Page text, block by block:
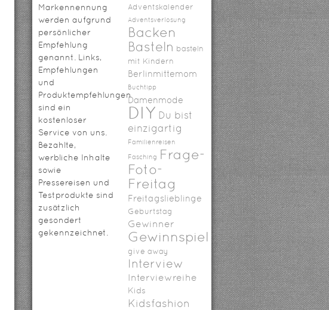
Markennennung
werden aufgrund
persönlicher
Empfehlung
genannt. Links,
Empfehlungen
und
Produktempfehlungen
sind ein
kostenloser
Service von uns.
Bezahlte,
werbliche Inhalte
sowie
Pressereisen und
Testprodukte sind
zusätzlich
gesondert
gekennzeichnet.
Adventskalender
Adventsverlosung
Backen
Basteln basteln
mit Kindern
Berlinmittemom
Buchtipp
Damenmode
DIY Du bist
einzigartig
Familienreisen
Fasching Frage-
Foto-
Freitag
Freitagslieblinge
Geburtstag
Gewinner
Gewinnspiel
give away
Interview
Interviewreihe
Kids
Kidsfashion